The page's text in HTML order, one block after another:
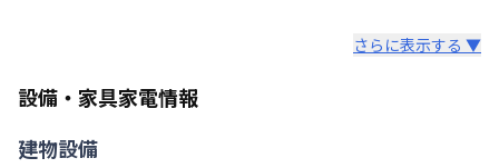
さらに表示する ▼
設備・家具家電情報
建物設備